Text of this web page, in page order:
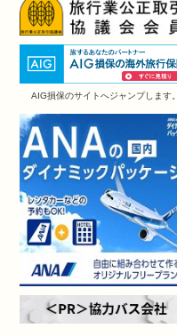
AIG損保のサイトへジャンプします。